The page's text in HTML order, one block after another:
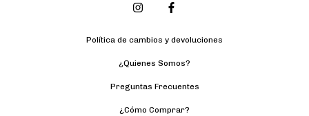
Política de cambios y devoluciones
¿Quienes Somos?
Preguntas Frecuentes
¿Cómo Comprar?